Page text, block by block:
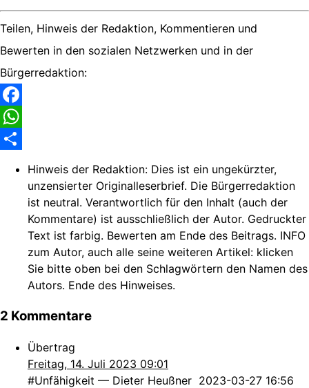
Teilen, Hinweis der Redaktion, Kommentieren und
Bewerten in den sozialen Netzwerken und in der
Bürgerredaktion:
Facebook
WhatsApp
Hinweis der Redaktion: Dies ist ein ungekürzter,
unzensierter Originalleserbrief. Die Bürgerredaktion
ist neutral. Verantwortlich für den Inhalt (auch der
Kommentare) ist ausschließlich der Autor. Gedruckter
Text ist farbig. Bewerten am Ende des Beitrags. INFO
zum Autor, auch alle seine weiteren Artikel: klicken
Sie bitte oben bei den Schlagwörtern den Namen des
Autors. Ende des Hinweises.
2 Kommentare
Übertrag
Freitag, 14. Juli 2023 09:01
#Unfähigkeit — Dieter Heußner 2023-03-27 16:56